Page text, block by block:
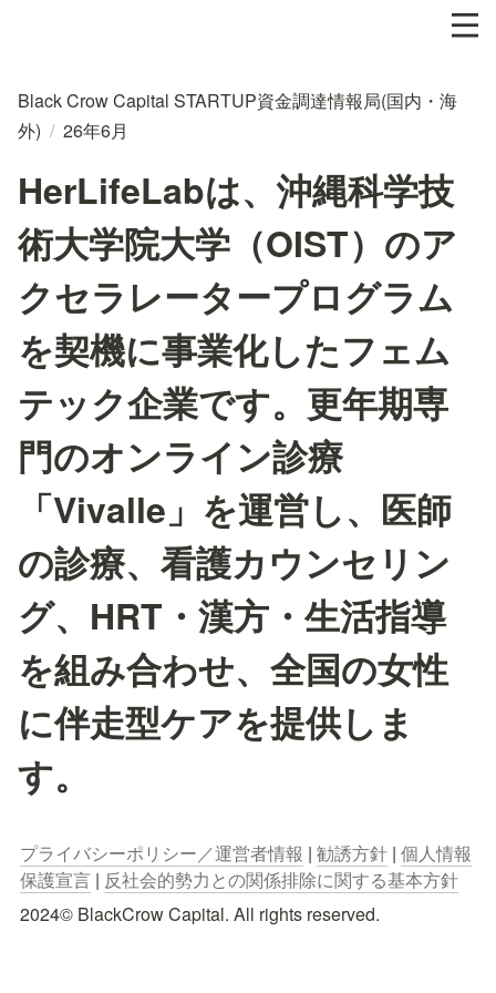
Black Crow Capital STARTUP資金調達情報局(国内・海
外) / 26年6月
HerLifeLabは、沖縄科学技
術大学院大学（OIST）のア
クセラレータープログラム
を契機に事業化したフェム
テック企業です。更年期専
門のオンライン診療
「Vivalle」を運営し、医師
の診療、看護カウンセリン
グ、HRT・漢方・生活指導
を組み合わせ、全国の女性
に伴走型ケアを提供しま
す。
プライバシーポリシー／運営者情報 | 勧誘方針 | 個人情報
保護宣言 | 反社会的勢力との関係排除に関する基本方針
2024© BlackCrow Capital. All rights reserved.